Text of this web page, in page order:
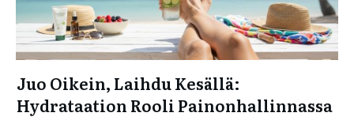
Juo Oikein, Laihdu Kesällä:
Hydrataation Rooli Painonhallinnassa